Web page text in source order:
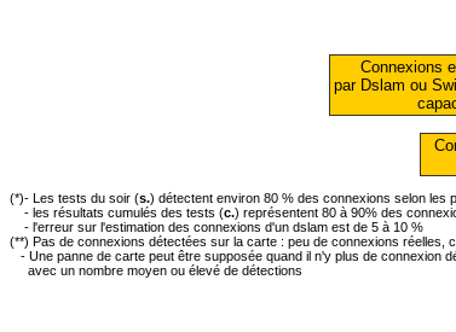
Connexions
par Dslam ou
(*)- Les tests du soir (s.) détectent environ 80 % des connexions selon les
- les résultats cumulés des tests (c.) représentent 80 à 90% des
- l'erreur sur l'estimation des connexions d'un dslam est de 5 à 10 %
(**) Pas de connexions détectées sur la carte : peu de connexions réelles,
- Une panne de carte peut être supposée quand il n'y plus de connexion
avec un nombre moyen ou élevé de détections